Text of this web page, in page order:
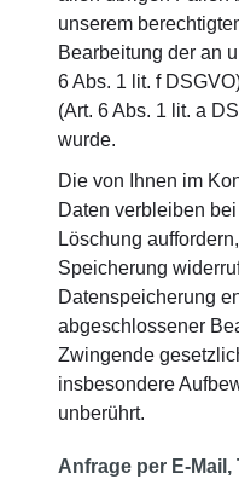
unserem
Bearbeitung der an
6 Abs. 1 lit. f
(Art. 6 Abs. 1 lit. a
wurde.
Die von Ihnen im
Daten verbleiben
Löschung
Speicherung
Datenspeicherung
abgeschlossener
Zwingende
insbesondere
unberührt.
Anfrage per E-